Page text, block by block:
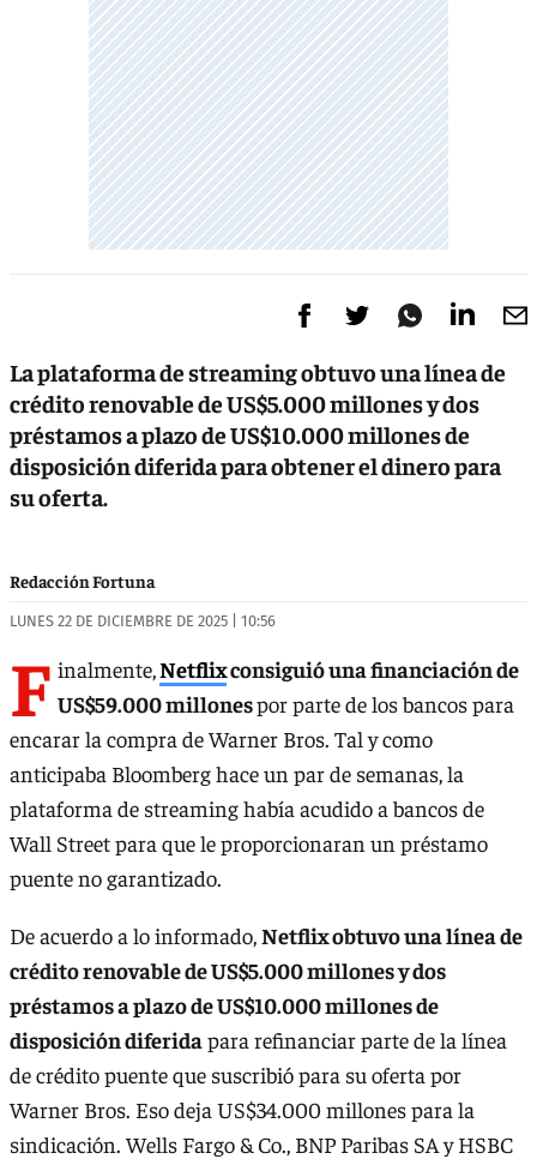
La plataforma de streaming obtuvo una línea de
crédito renovable de US$5.000 millones y dos
préstamos a plazo de US$10.000 millones de
disposición diferida para obtener el dinero para
su oferta.
Redacción Fortuna
LUNES 22 DE DICIEMBRE DE 2025 | 10:56
F inalmente,Netflixconsiguió una financiación de
US$59.000 millonespor parte de los bancos para
encarar la compra de Warner Bros. Tal y como
anticipaba Bloomberg hace un par de semanas, la
plataforma de streaming había acudido a bancos de
Wall Street para que le proporcionaran un préstamo
puente no garantizado.
De acuerdo a lo informado, Netflix obtuvo una línea de
crédito renovable de US$5.000 millones y dos
préstamos a plazo de US$10.000 millones de
disposición diferidapara refinanciar parte de la línea
de crédito puente que suscribió para su oferta por
Warner Bros. Eso deja US$34.000 millones para la
sindicación. Wells Fargo & Co., BNP Paribas SA y HSBC